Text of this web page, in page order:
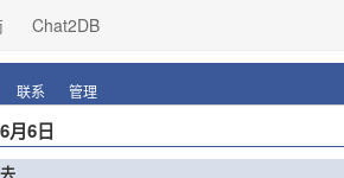
Chat2DB
联系 管理
月6日